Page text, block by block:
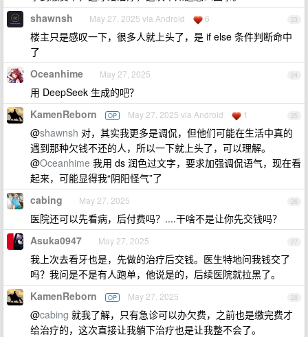
23
shawnsh May 27, 2025 via Android 6
楼主只是感叹一下，很多人就上头了，是 if else 条件判断命中
了
24
Oceanhime May 27, 2025
用 DeepSeek 生成的吧？
25
KamenReborn OP May 27, 2025 via Android 1
@shawnsh 对，其实我更多是调侃，但他们可能在生活中真的
遇到那种欠钱不还的人，所以一下就上头了，可以理解。
@Oceanhime 我用 ds 润色过文字，要求加强调侃语气，现在看
起来，可能显得我“阴阳怪气”了
26
cabing May 27, 2025
医院还可以先看病，后付费吗？....干啥不是让你先交钱吗？
27
Asuka0947 May 27, 2025
我上次去看牙也是，先做的治疗后交钱。医生特地问我钱交了
吗？我问是不是有人跑单，他说是的，后续医院就拉黑了。
28
KamenReborn OP May 27, 2025
@cabing 就我了解，只有急诊可以办欠费，之前也是缴完费才
给治疗的，这次直接让我躺下治疗也是让我整不会了。